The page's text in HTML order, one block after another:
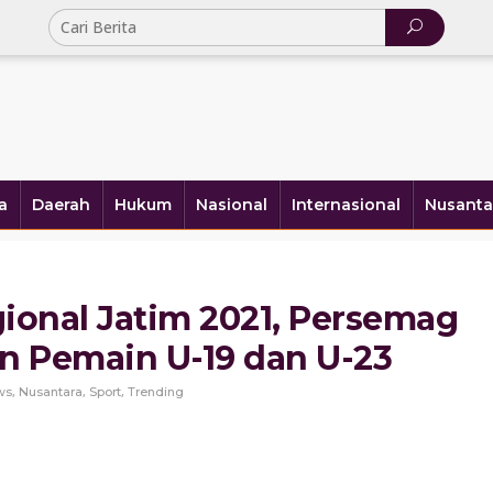
Daerah Hukum Nasional Internasional
Jatim 2021, Persemag
Pemain U-19 dan U-23
, Nusantara, Sport, Trending